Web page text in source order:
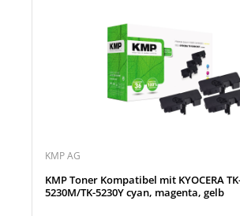
KMP AG
KMP Toner Kompatibel mit KYOCERA
5230M/TK-5230Y cyan, magenta, gelb